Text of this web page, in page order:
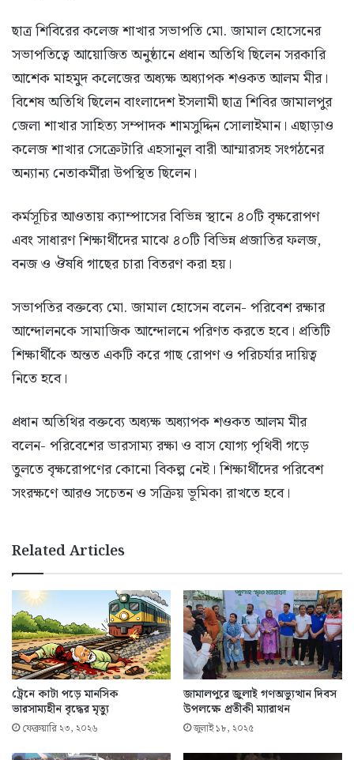
ছাত্র শিবিরের কলেজ শাখার সভাপতি মো. জামাল হোসেনের
সভাপতিত্বে আয়োজিত অনুষ্ঠানে প্রধান অতিথি ছিলেন সরকারি
আশেক মাহমুদ কলেজের অধ্যক্ষ অধ্যাপক শওকত আলম মীর।
বিশেষ অতিথি ছিলেন বাংলাদেশ ইসলামী ছাত্র শিবির জামালপুর
জেলা শাখার সাহিত্য সম্পাদক শামসুদ্দিন সোলাইমান। এছাড়াও
কলেজ শাখার সেক্রেটারি এহসানুল বারী আম্মারসহ সংগঠনের
অন্যান্য নেতাকর্মীরা উপস্থিত ছিলেন।
কর্মসূচির আওতায় ক্যাম্পাসের বিভিন্ন স্থানে ৪০টি বৃক্ষরোপণ
এবং সাধারণ শিক্ষার্থীদের মাঝে ৪০টি বিভিন্ন প্রজাতির ফলজ,
বনজ ও ঔষধি গাছের চারা বিতরণ করা হয়।
সভাপতির বক্তব্যে মো. জামাল হোসেন বলেন- পরিবেশ রক্ষার
আন্দোলনকে সামাজিক আন্দোলনে পরিণত করতে হবে। প্রতিটি
শিক্ষার্থীকে অন্তত একটি করে গাছ রোপণ ও পরিচর্যার দায়িত্ব
নিতে হবে।
প্রধান অতিথির বক্তব্যে অধ্যক্ষ অধ্যাপক শওকত আলম মীর
বলেন- পরিবেশের ভারসাম্য রক্ষা ও বাস যোগ্য পৃথিবী গড়ে
তুলতে বৃক্ষরোপণের কোনো বিকল্প নেই। শিক্ষার্থীদের পরিবেশ
সংরক্ষণে আরও সচেতন ও সক্রিয় ভূমিকা রাখতে হবে।
Related Articles
ট্রেনে কাটা পড়ে মানসিক
ভারসাম্যহীন বৃদ্ধের মৃত্যু
ফেব্রুয়ারি ২৩, ২০২৬
জামালপুরে জুলাই গণঅভ্যুত্থান দিবস
উপলক্ষে প্রতীকী ম্যারাথন
জুলাই ১৮, ২০২৫